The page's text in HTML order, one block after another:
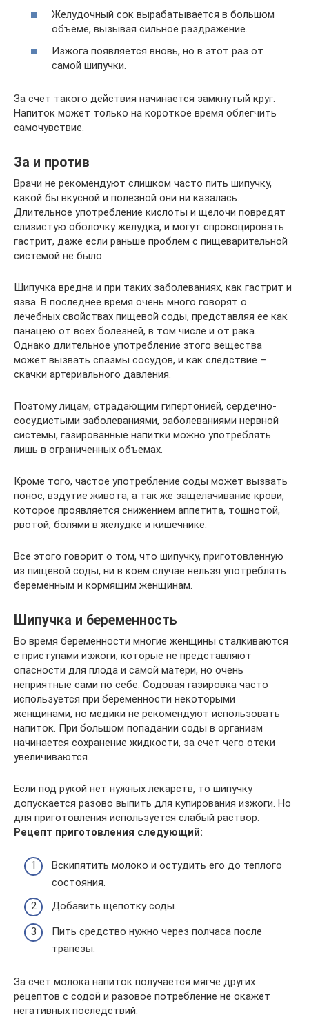
Желудочный сок вырабатывается в большом
объеме, вызывая сильное раздражение.
Изжога появляется вновь, но в этот раз от
самой шипучки.
За счет такого действия начинается замкнутый круг.
Напиток может только на короткое время облегчить
самочувствие.
За и против
Врачи не рекомендуют слишком часто пить шипучку,
какой бы вкусной и полезной они ни казалась.
Длительное употребление кислоты и щелочи повредят
слизистую оболочку желудка, и могут спровоцировать
гастрит, даже если раньше проблем с пищеварительной
системой не было.
Шипучка вредна и при таких заболеваниях, как гастрит и
язва. В последнее время очень много говорят о
лечебных свойствах пищевой соды, представляя ее как
панацею от всех болезней, в том числе и от рака.
Однако длительное употребление этого вещества
может вызвать спазмы сосудов, и как следствие –
скачки артериального давления.
Поэтому лицам, страдающим гипертонией, сердечно-
сосудистыми заболеваниями, заболеваниями нервной
системы, газированные напитки можно употреблять
лишь в ограниченных объемах.
Кроме того, частое употребление соды может вызвать
понос, вздутие живота, а так же защелачивание крови,
которое проявляется снижением аппетита, тошнотой,
рвотой, болями в желудке и кишечнике.
Все этого говорит о том, что шипучку, приготовленную
из пищевой соды, ни в коем случае нельзя употреблять
беременным и кормящим женщинам.
Шипучка и беременность
Во время беременности многие женщины сталкиваются
с приступами изжоги, которые не представляют
опасности для плода и самой матери, но очень
неприятные сами по себе. Содовая газировка часто
используется при беременности некоторыми
женщинами, но медики не рекомендуют использовать
напиток. При большом попадании соды в организм
начинается сохранение жидкости, за счет чего отеки
увеличиваются.
Если под рукой нет нужных лекарств, то шипучку
допускается разово выпить для купирования изжоги. Но
для приготовления используется слабый раствор.
Рецепт приготовления следующий:
Вскипятить молоко и остудить его до теплого
состояния.
Добавить щепотку соды.
Пить средство нужно через полчаса после
трапезы.
За счет молока напиток получается мягче других
рецептов с содой и разовое потребление не окажет
негативных последствий.